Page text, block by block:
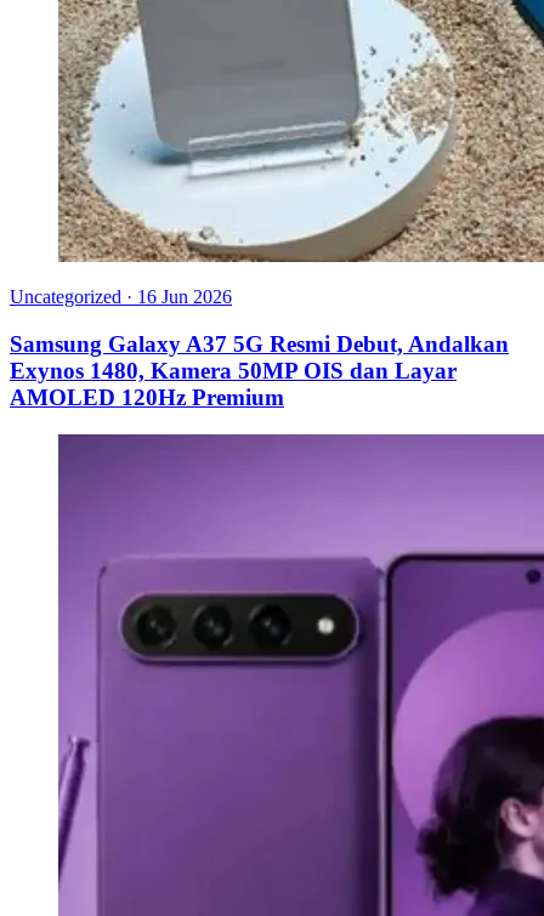
Uncategorized · 16 Jun 2026
Samsung Galaxy A37 5G Resmi Debut, Andalkan
Exynos 1480, Kamera 50MP OIS dan Layar
AMOLED 120Hz Premium